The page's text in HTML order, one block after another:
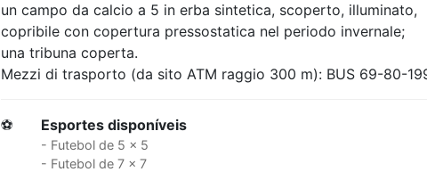
un campo da calcio a 5 in erba sintetica, scoperto, illuminato,
copribile con copertura pressostatica nel periodo invernale;
una tribuna coperta.
Mezzi di trasporto (da sito ATM raggio 300 m): BUS 69-80-
⚽ Esportes disponíveis
- Futebol de 5 x 5
- Futebol de 7 x 7